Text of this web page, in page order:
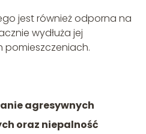
jest również odporna na
wydłuża jej
pomieszczeniach.
agresywnych
oraz niepalność